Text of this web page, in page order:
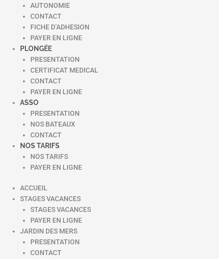
AUTONOMIE
CONTACT
FICHE D’ADHESION
PAYER EN LIGNE
PLONGÉE
PRESENTATION
CERTIFICAT MEDICAL
CONTACT
PAYER EN LIGNE
ASSO
PRESENTATION
NOS BATEAUX
CONTACT
NOS TARIFS
NOS TARIFS
PAYER EN LIGNE
ACCUEIL
STAGES VACANCES
STAGES VACANCES
PAYER EN LIGNE
JARDIN DES MERS
PRESENTATION
CONTACT